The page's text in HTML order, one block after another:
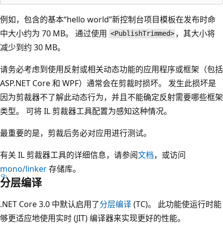
例如，包含的基本“hello world”新控制台项目模板在发布时命
中大小约为 70 MB。 通过使用 <PublishTrimmed> ，其大小将
减少到约 30 MB。
请务必考虑到使用反射或相关动态功能的应用程序或框架（包括
ASP.NET Core 和 WPF）通常会在剪裁时损坏。 发生此损坏是
因为剪裁器不了解此动态行为，并且不能确定反射需要哪些框架
类型。 可将 IL 剪裁器工具配置为感知这种情况。
最重要的是，剪裁后务必对应用进行测试。
有关 IL 剪裁器工具的详细信息，请参阅文档，或访问
mono/linker存储库。
分层编译
.NET Core 3.0 中默认启用了分层编译(TC)。 此功能使运行时能
够更适应地使用实时 (JIT) 编译器来实现更好的性能。